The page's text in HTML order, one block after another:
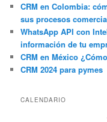
CRM en Colombia:
sus procesos
WhatsApp API con
información de tu
CRM en México
CRM 2024 para pymes
CALENDARIO